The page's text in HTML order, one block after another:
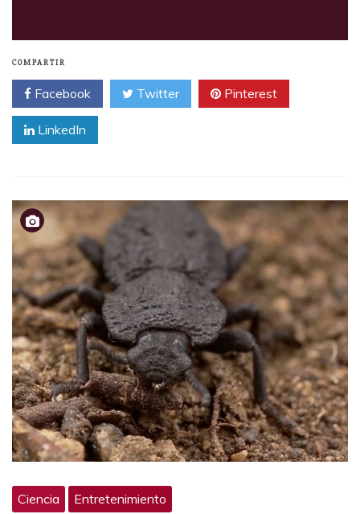
COMPARTIR
Facebook Twitter Pinterest
LinkedIn
Ciencia Entretenimiento